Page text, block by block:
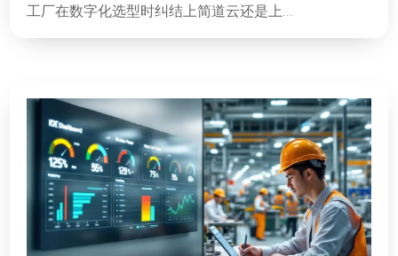
工厂在数字化选型时纠结上简道云还是上...